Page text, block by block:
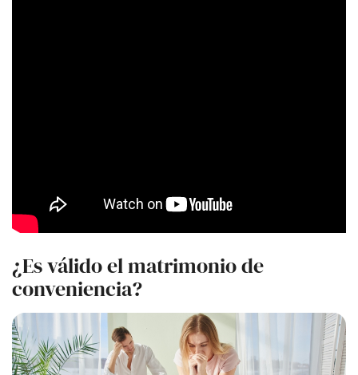
¿Es válido el matrimonio de
conveniencia?